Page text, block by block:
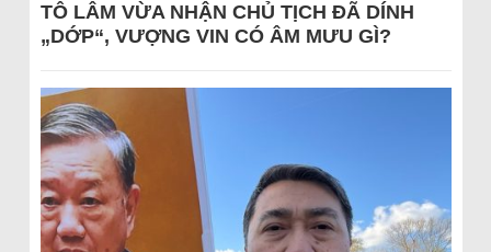
TÔ LÂM VỪA NHẬN CHỦ TỊCH ĐÃ DÍNH
„DỚP“, VƯỢNG VIN CÓ ÂM MƯU GÌ?